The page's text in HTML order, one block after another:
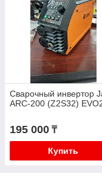
Сварочный инвертор
ARC-200 (Z2S32)
195 000 ₸
Купить